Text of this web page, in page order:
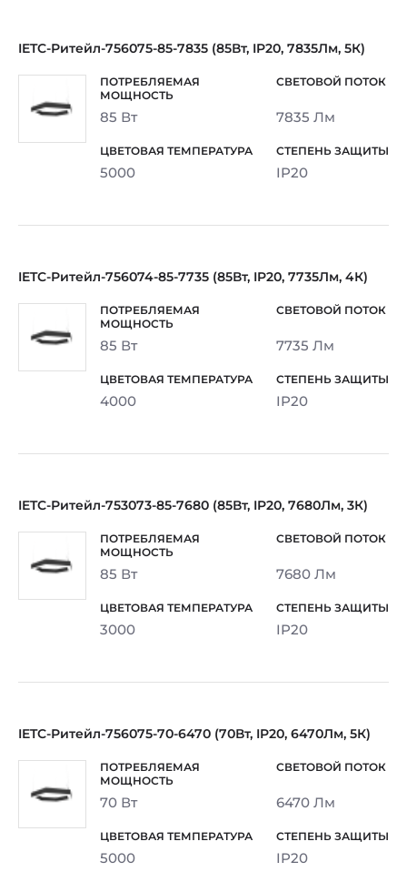
IETC-Ритейл-756075-85-7835 (85Вт, IP20, 7835Лм, 5К)
85 Вт 7835 Лм
5000 IP20
IETC-Ритейл-756074-85-7735 (85Вт, IP20, 7735Лм, 4К)
85 Вт 7735 Лм
4000 IP20
IETC-Ритейл-753073-85-7680 (85Вт, IP20, 7680Лм, 3К)
85 Вт 7680 Лм
3000 IP20
IETC-Ритейл-756075-70-6470 (70Вт, IP20, 6470Лм, 5К)
70 Вт 6470 Лм
5000 IP20